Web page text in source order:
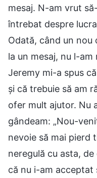
mesaj. N-am vrut
întrebat despre
Odată, când un nou
la un mesaj, nu l-
Jeremy mi-a spus
și că trebuie să am
ofer mult ajutor. Nu
gândeam: „Nou-
nevoie să mai pierd
neregulă cu asta, de
că nu i-am acceptat